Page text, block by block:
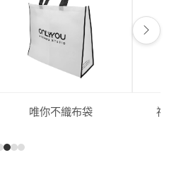
唯你不織布袋 福